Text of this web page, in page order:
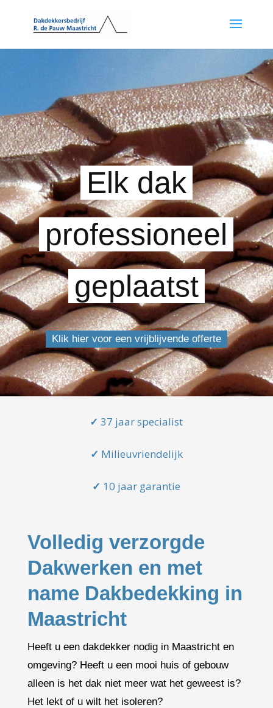
Elk dak
professioneel
geplaatst
Klik hier voor een vrijblijvende offerte
✓37 jaar specialist
✓ Milieuvriendelijk
✓ 10 jaar garantie
Volledig verzorgde
Dakwerken en met
name Dakbedekking in
Maastricht
Heeft u een dakdekker nodig in Maastricht en
omgeving? Heeft u een mooi huis of gebouw
alleen is het dak niet meer wat het geweest is?
Het lekt of u wilt het isoleren?